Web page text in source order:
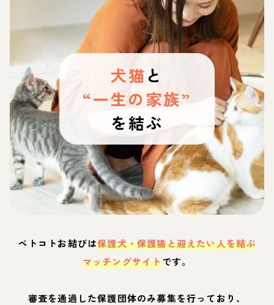
犬猫 と
“一生の家族”
を結ぶ
ペトコトお結びは保護犬・保護猫と迎えたい人を結ぶ
マッチングサイトです。
審査を通過した保護団体のみ募集を行っており、